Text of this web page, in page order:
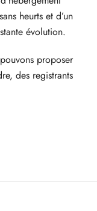
heurts et d’un
évolution.
proposer
des registrants